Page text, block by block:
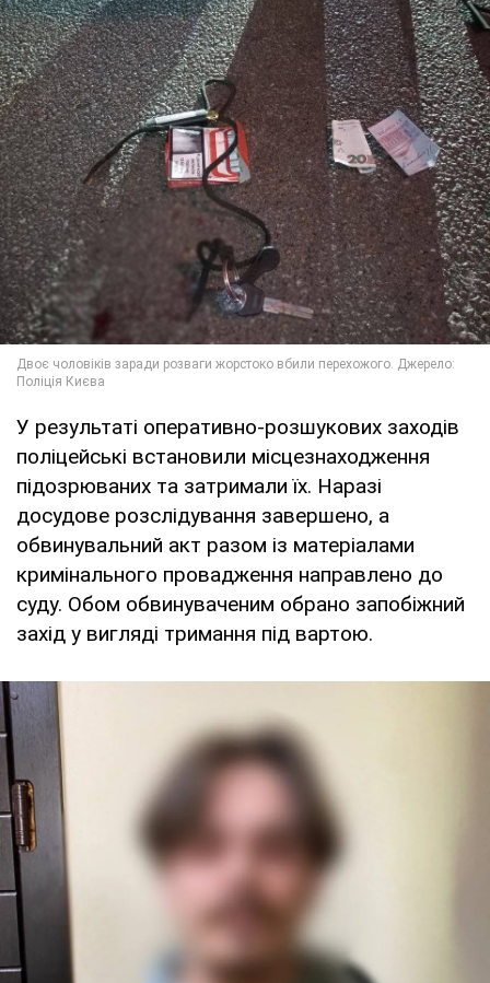
У результаті оперативно-розшукових заходів
поліцейські встановили місцезнаходження
підозрюваних та затримали їх. Наразі
досудове розслідування завершено, а
обвинувальний акт разом із матеріалами
кримінального провадження направлено до
суду. Обом обвинуваченим обрано запобіжний
захід у вигляді тримання під вартою.